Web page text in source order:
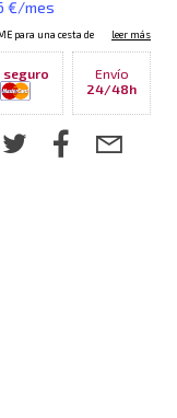
seguro
Envío
24/48h